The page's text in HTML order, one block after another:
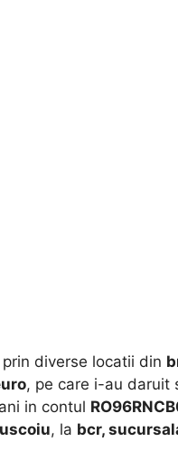
diverse locatii din
, pe care i-au daruit
in contul
, la bcr,